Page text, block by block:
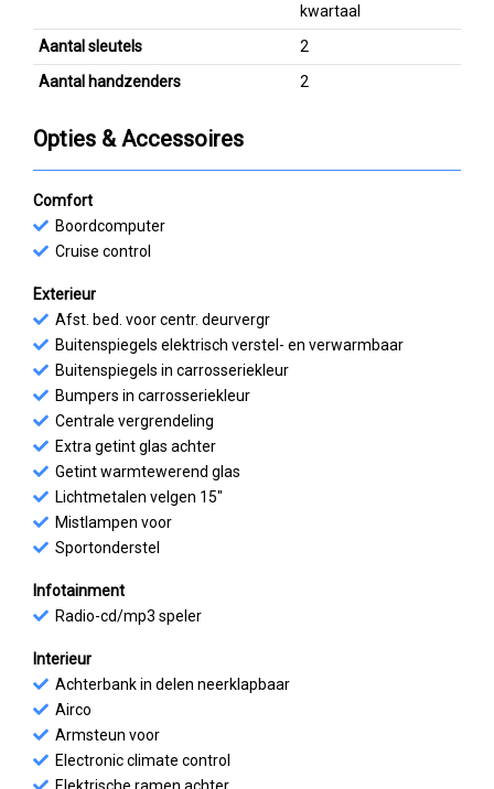
kwartaal
Aantal sleutels
2
Aantal handzenders
2
Opties & Accessoires
Comfort
Boordcomputer
Cruise control
Exterieur
Afst. bed. voor centr. deurvergr
Buitenspiegels elektrisch verstel- en verwarmbaar
Buitenspiegels in carrosseriekleur
Bumpers in carrosseriekleur
Centrale vergrendeling
Extra getint glas achter
Getint warmtewerend glas
Lichtmetalen velgen 15"
Mistlampen voor
Sportonderstel
Infotainment
Radio-cd/mp3 speler
Interieur
Achterbank in delen neerklapbaar
Airco
Armsteun voor
Electronic climate control